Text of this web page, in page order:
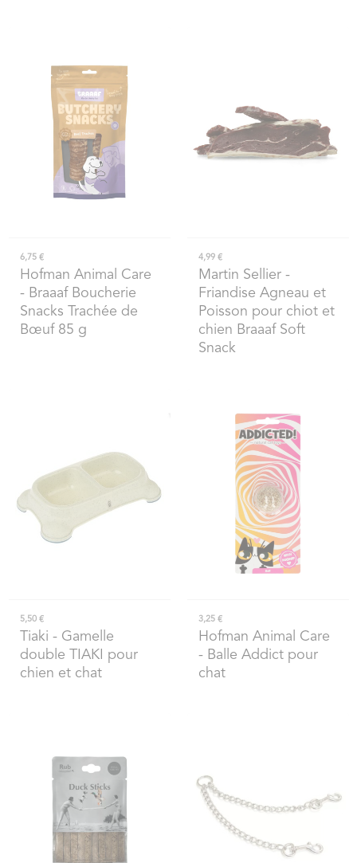
6,75 €
Hofman Animal Care
- Braaaf Boucherie
Snacks Trachée de
Bœuf 85 g
4,99 €
Martin Sellier-
Friandise Agneau et
Poisson pour chiot et
chien Braaaf Soft
Snack
5,50 €
Tiaki - Gamelle
double TIAKI pour
chien et chat
3,25 €
Hofman Animal Care
- Balle Addict pour
chat